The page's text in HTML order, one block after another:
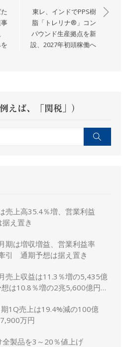
東レ、インドでPPS樹
脂「トレリナ®」コン
パウンド生産拠点を新
設、2027年初頭稼働へ
えば、「関税」）
売上高35.4％増、営業利益
え置き
期は増収増益、営業利益率
引 通期予想は据え置き
売上収益は11.3％増の5,435億
は10.8％増の2兆5,600億円に
1Q売上は19.4%減の100億
万円
製品を3～20％値上げ